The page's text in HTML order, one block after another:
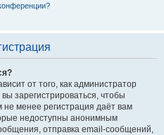
от того, как администратор
зарегистрироваться, чтобы
менее регистрация даёт вам
недоступны анонимным
отправка email-сообщений,